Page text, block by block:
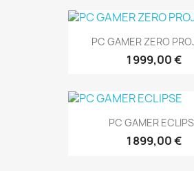
PC GAMER ZERO
1 999,00 €
PC GAMER
1 899,00 €